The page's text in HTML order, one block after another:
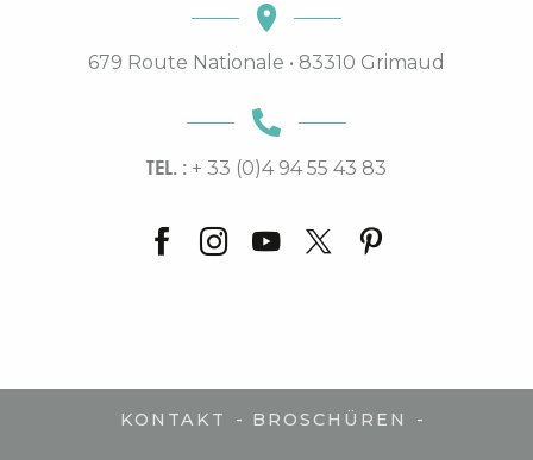
679 Route Nationale • 83310 Grimaud
TEL. : + 33 (0)4 94 55 43 83
KONTAKT - BROSCHÜREN -